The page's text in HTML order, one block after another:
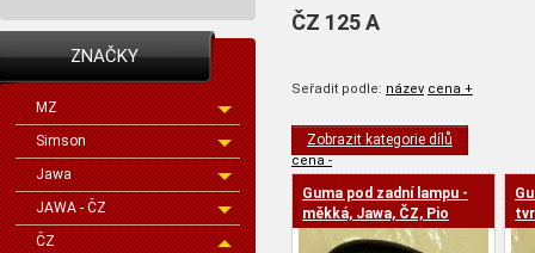
ZNAČKY
MZ
Simson
Jawa
JAWA - ČZ
ČZ
ČZ 125 A
Seřadit podle: název cena +
cena -
Zobrazit kategorie dílů
Guma pod zadní lampu -
měkká, Jawa, ČZ, Pio